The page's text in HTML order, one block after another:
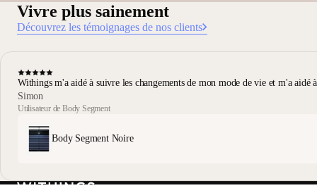
Vivre plus sainement
Découvrez les témoignages de nos clients
Withings m'a aidé à suivre les changements de mon mode de vie et m'a
Simon
Utilisateur de Body Segment
Body Segment Noire